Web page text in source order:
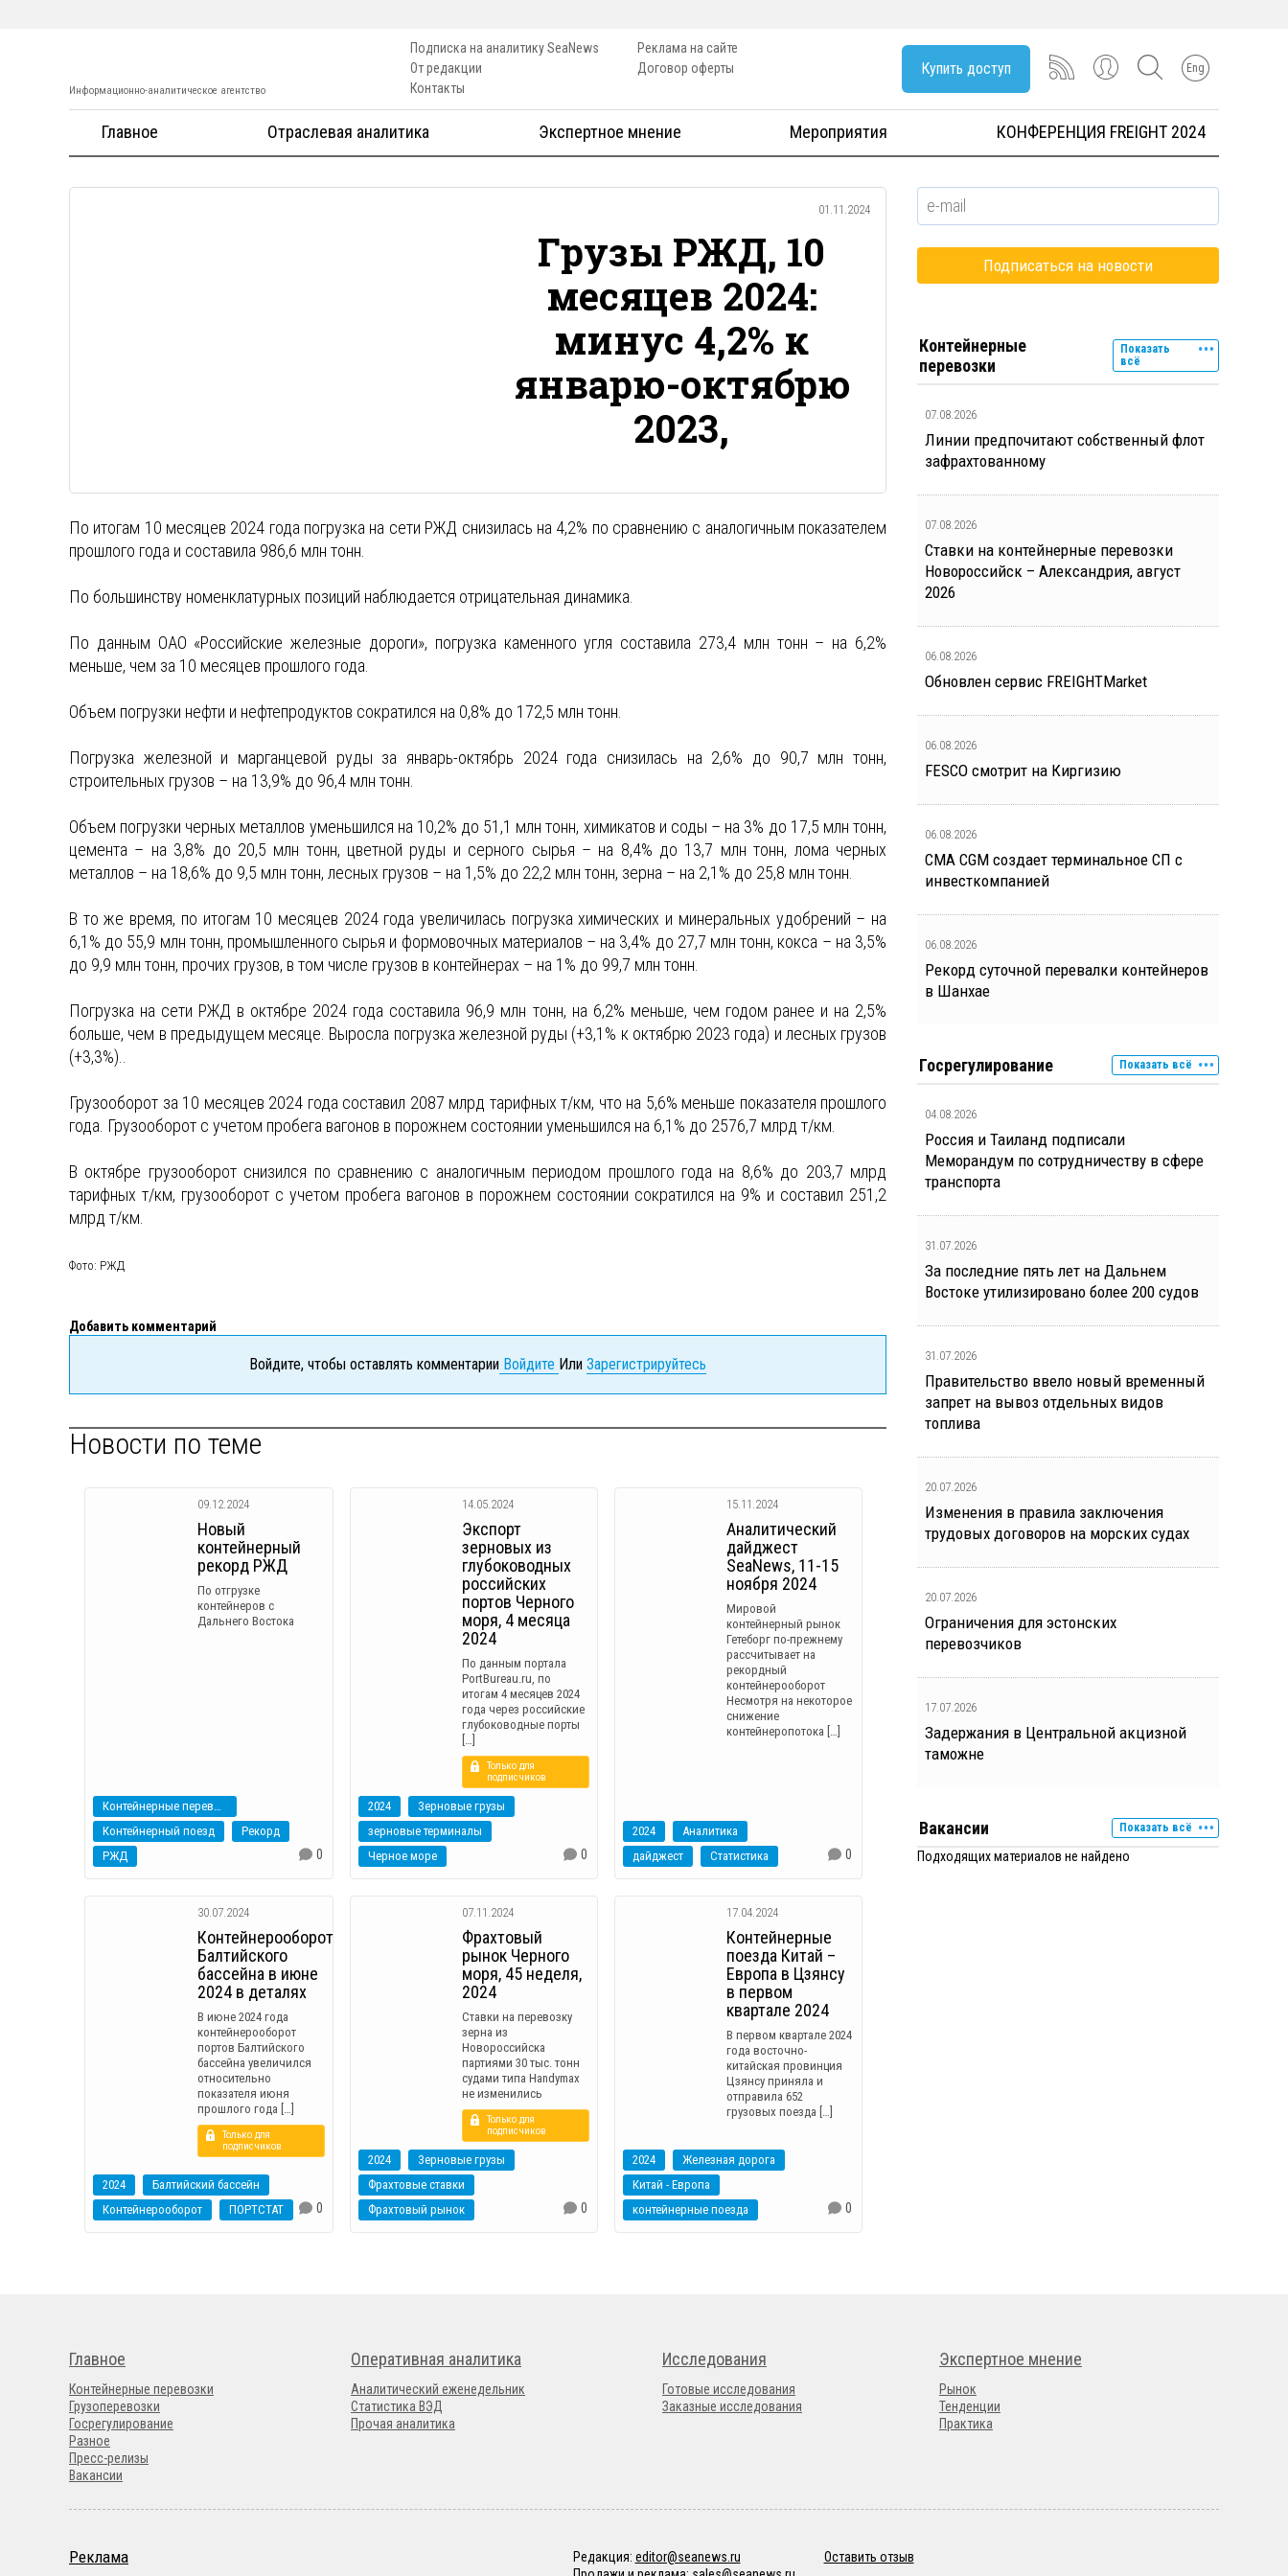
Информационно-аналитическое агентство
Подписка на аналитику SeaNews
От редакции
Контакты
Реклама на сайте
Договор оферты
Купить доступ Eng
Главное Отраслевая аналитика Экспертное мнение Мероприятия КОНФЕРЕНЦИЯ FREIGHT 2024
01.11.2024
Грузы РЖД, 10
месяцев 2024:
минус 4,2% к
январю-октябрю
2023,
По итогам 10 месяцев 2024 года погрузка на сети РЖД снизилась на 4,2% по сравнению с аналогичным показателем
прошлого года и составила 986,6 млн тонн.
По большинству номенклатурных позиций наблюдается отрицательная динамика.
По данным ОАО «Российские железные дороги», погрузка каменного угля составила 273,4 млн тонн – на 6,2%
меньше, чем за 10 месяцев прошлого года.
Объем погрузки нефти и нефтепродуктов сократился на 0,8% до 172,5 млн тонн.
Погрузка железной и марганцевой руды за январь-октябрь 2024 года снизилась на 2,6% до 90,7 млн тонн,
строительных грузов – на 13,9% до 96,4 млн тонн.
Объем погрузки черных металлов уменьшился на 10,2% до 51,1 млн тонн, химикатов и соды – на 3% до 17,5 млн тонн,
цемента – на 3,8% до 20,5 млн тонн, цветной руды и серного сырья – на 8,4% до 13,7 млн тонн, лома черных
металлов – на 18,6% до 9,5 млн тонн, лесных грузов – на 1,5% до 22,2 млн тонн, зерна – на 2,1% до 25,8 млн тонн.
В то же время, по итогам 10 месяцев 2024 года увеличилась погрузка химических и минеральных удобрений – на
6,1% до 55,9 млн тонн, промышленного сырья и формовочных материалов – на 3,4% до 27,7 млн тонн, кокса – на 3,5%
до 9,9 млн тонн, прочих грузов, в том числе грузов в контейнерах – на 1% до 99,7 млн тонн.
Погрузка на сети РЖД в октябре 2024 года составила 96,9 млн тонн, на 6,2% меньше, чем годом ранее и на 2,5%
больше, чем в предыдущем месяце. Выросла погрузка железной руды (+3,1% к октябрю 2023 года) и лесных грузов
(+3,3%)..
Грузооборот за 10 месяцев 2024 года составил 2087 млрд тарифных т/км, что на 5,6% меньше показателя прошлого
года. Грузооборот с учетом пробега вагонов в порожнем состоянии уменьшился на 6,1% до 2576,7 млрд т/км.
В октябре грузооборот снизился по сравнению с аналогичным периодом прошлого года на 8,6% до 203,7 млрд
тарифных т/км, грузооборот с учетом пробега вагонов в порожнем состоянии сократился на 9% и составил 251,2
млрд т/км.
Фото: РЖД
Добавить комментарий
Войдите, чтобы оставлять комментарии Войдите Или Зарегистрируйтесь
Новости по теме
09.12.2024
Новый
контейнерный
рекорд РЖД
По отгрузке
контейнеров с
Дальнего Востока
Контейнерный поезд
Рекорд
РЖД
0
14.05.2024
Экспорт
зерновых из
глубоководных
российских
портов Черного
моря, 4 месяца
2024
По данным портала
PortBureau.ru, по
итогам 4 месяцев 2024
года через российские
глубоководные порты
Только для
подписчиков
2024
Зерновые грузы
зерновые терминалы
Черное море
0
15.11.2024
Аналитический
дайджест
SeaNews, 11-15
ноября 2024
Мировой
контейнерный рынок
Гетеборг по-прежнему
рассчитывает на
рекордный
контейнерооборот
Несмотря на некоторое
снижение
контейнеропотока […]
2024
Аналитика
дайджест
Статистика 0
30.07.2024
Контейнерооборот
Балтийского
бассейна в июне
2024 в деталях
В июне 2024 года
контейнерооборот
портов Балтийского
бассейна увеличился
относительно
показателя июня
прошлого года […]
Только для
подписчиков
2024
Балтийский бассейн
Контейнерооборот
ПОРТСТАТ 0
07.11.2024
Фрахтовый
рынок Черного
моря, 45 неделя,
2024
Ставки на перевозку
зерна из
Новороссийска
партиями 30 тыс. тонн
судами типа Handymax
не изменились
Только для
подписчиков
2024
Зерновые грузы
Фрахтовые ставки
Фрахтовый рынок
0
17.04.2024
Контейнерные
поезда Китай –
Европа в Цзянсу
в первом
квартале 2024
В первом квартале 2024
года восточно-
китайская провинция
Цзянсу приняла и
отправила 652
грузовых поезда […]
2024
Железная дорога
Китай - Европа
контейнерные поезда
0
Контейнерные
перевозки
Показать
всё
07.08.2026
Линии предпочитают собственный флот
зафрахтованному
07.08.2026
Ставки на контейнерные перевозки
Новороссийск – Александрия, август
2026
06.08.2026
Обновлен сервис FREIGHTMarket
06.08.2026
FESCO смотрит на Киргизию
06.08.2026
CMA CGM создает терминальное СП с
инвесткомпанией
06.08.2026
Рекорд суточной перевалки контейнеров
в Шанхае
Госрегулирование Показать всё
04.08.2026
Россия и Таиланд подписали
Меморандум по сотрудничеству в сфере
транспорта
31.07.2026
За последние пять лет на Дальнем
Востоке утилизировано более 200 судов
31.07.2026
Правительство ввело новый временный
запрет на вывоз отдельных видов
топлива
20.07.2026
Изменения в правила заключения
трудовых договоров на морских судах
20.07.2026
Ограничения для эстонских
перевозчиков
17.07.2026
Задержания в Центральной акцизной
таможне
Вакансии Показать всё
Подходящих материалов не найдено
Главное
Контейнерные перевозки
Грузоперевозки
Госрегулирование
Разное
Пресс-релизы
Вакансии
Оперативная аналитика
Аналитический еженедельник
Статистика ВЭД
Прочая аналитика
Исследования
Готовые исследования
Заказные исследования
Экспертное мнение
Рынок
Тенденции
Практика
Реклама
Редакция: editor@seanews.ru
Оставить отзыв